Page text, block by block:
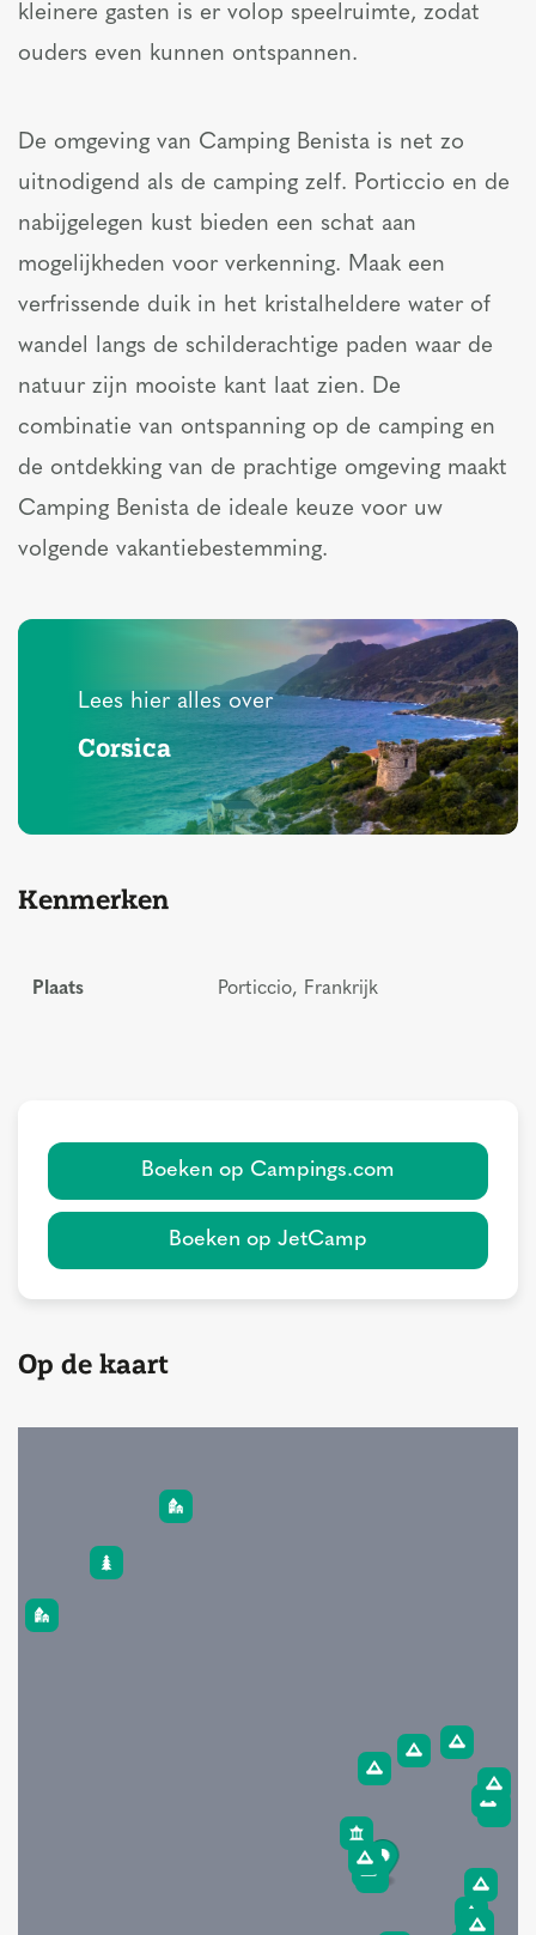
kleinere gasten is er volop speelruimte, zodat
ouders even kunnen ontspannen.
De omgeving van Camping Benista is net zo
uitnodigend als de camping zelf. Porticcio en de
nabijgelegen kust bieden een schat aan
mogelijkheden voor verkenning. Maak een
verfrissende duik in het kristalheldere water of
wandel langs de schilderachtige paden waar de
natuur zijn mooiste kant laat zien. De
combinatie van ontspanning op de camping en
de ontdekking van de prachtige omgeving maakt
Camping Benista de ideale keuze voor uw
volgende vakantiebestemming.
Lees hier alles over
Corsica
Kenmerken
Plaats Porticcio, Frankrijk
Boeken op Campings.com
Boeken op JetCamp
Op de kaart